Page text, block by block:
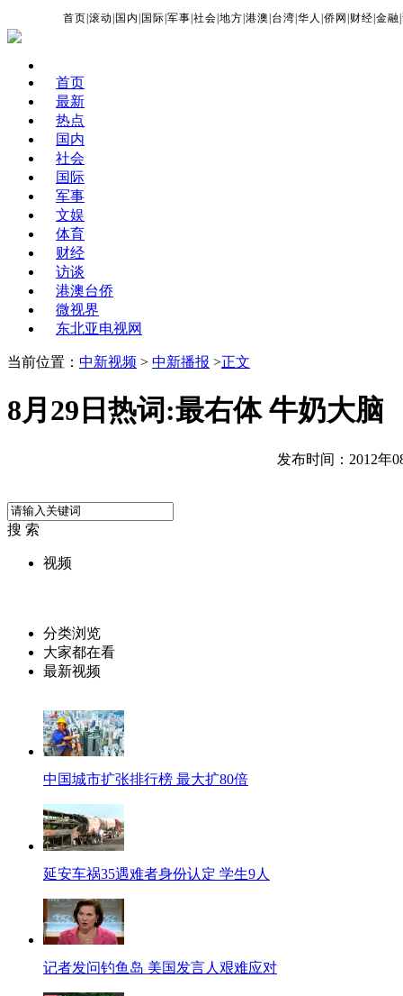
首页 |滚动 国内 国际 |军事 |社会 |地方 |港澳 台湾 |华人 |侨网 财经 |金融 |
首页
最新
热点
国内
社会
国际
军事
文娱
体育
财经
访谈
港澳台侨
微视界
东北亚电视网
当前位置： 中新视频 > 中新播报 >正文
8月29日热词:最右体 牛奶大脑
发布时间：2012年
搜 索
视频
分类浏览
大家都在看
最新视频
中国城市扩张排行榜 最大扩80倍
延安车祸35遇难者身份认定 学生9人
记者发问钓鱼岛 美国发言人艰难应对